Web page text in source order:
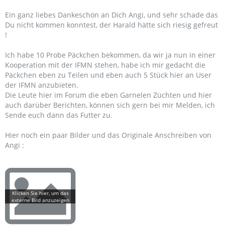
Ein ganz liebes Dankeschön an Dich Angi, und sehr schade das
Du nicht kommen konntest, der Harald hätte sich riesig gefreut
!
Ich habe 10 Probe Päckchen bekommen, da wir ja nun in einer
Kooperation mit der IFMN stehen, habe ich mir gedacht die
Päckchen eben zu Teilen und eben auch 5 Stück hier an User
der IFMN anzubieten.
Die Leute hier im Forum die eben Garnelen Züchten und hier
auch darüber Berichten, können sich gern bei mir Melden, ich
Sende euch dann das Futter zu.
Hier noch ein paar Bilder und das Originale Anschreiben von
Angi :